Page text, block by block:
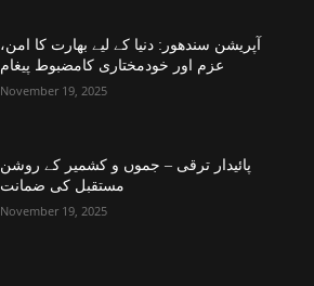
آپریشن سندھور: دنیا کے لیے بھارت کا امن،
عزم اور خودمختاری کامضبوط پیغام
November 19, 2025
پائیدار ترقی – جموں و کشمیر کے روشن
مستقبل کی ضمانت
November 19, 2025